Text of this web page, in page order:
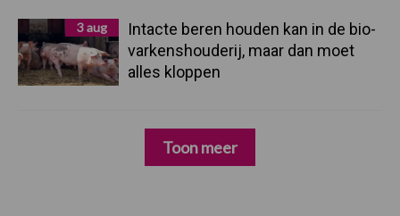
3 aug
Intacte beren houden kan in de bio-
varkenshouderij, maar dan moet
alles kloppen
Toon meer